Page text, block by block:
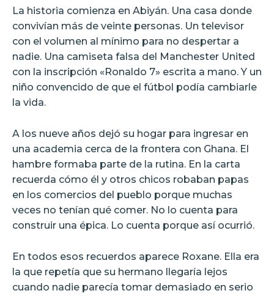
La historia comienza en Abiyán. Una casa donde
convivían más de veinte personas. Un televisor
con el volumen al mínimo para no despertar a
nadie. Una camiseta falsa del Manchester United
con la inscripción «Ronaldo 7» escrita a mano. Y un
niño convencido de que el fútbol podía cambiarle
la vida.
A los nueve años dejó su hogar para ingresar en
una academia cerca de la frontera con Ghana. El
hambre formaba parte de la rutina. En la carta
recuerda cómo él y otros chicos robaban papas
en los comercios del pueblo porque muchas
veces no tenían qué comer. No lo cuenta para
construir una épica. Lo cuenta porque así ocurrió.
En todos esos recuerdos aparece Roxane. Ella era
la que repetía que su hermano llegaría lejos
cuando nadie parecía tomar demasiado en serio